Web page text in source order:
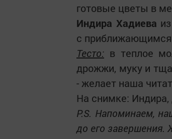
готовые цветы в
Индира Хадиева
с приближающимся
Тесто: в теплое
дрожжи, муку и
- желает наша
На снимке:
P.S. Напоминаем,
до его завершения.